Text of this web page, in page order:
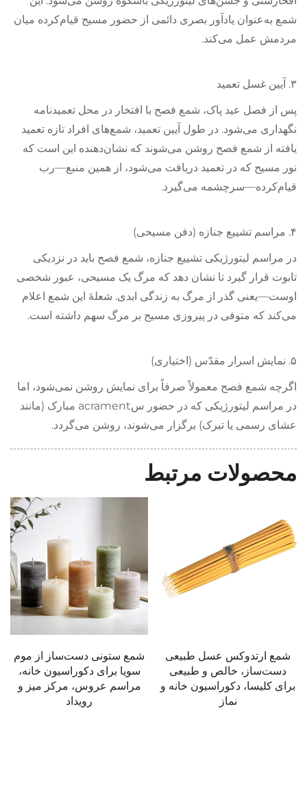
شمع به‌عنوان یادآور بصری دائمی از حضور مسیح قیام‌کرده میان
مردمش عمل می‌کند.
۳. آیین غسل تعمید
پس از فصل عید پاک، شمع فصح با افتخار در محل تعمیدنامه
نگهداری می‌شود. در طول آیین تعمید، شمع‌های افراد تازه تعمید
یافته از شمع فصح روشن می‌شوند که نشان‌دهنده این است که
نور مسیح که در تعمید دریافت می‌شود، از همین منبع—رب
قیام‌کرده—سرچشمه می‌گیرد.
۴. مراسم تشییع جنازه (دفن مسیحی)
در مراسم لیتورژیکی تشییع جنازه، شمع فصح باید در نزدیکی
تابوت قرار گیرد تا نشان دهد که مرگ یک مسیحی، عبور شخصی
اوست—یعنی گذر از مرگ به زندگی ابدی. شعلهٔ این شمع اعلام
می‌کند که متوفی در پیروزی مسیح بر مرگ سهم داشته است.
۵. نمایش اسرار مقدّس (اختیاری)
اگرچه شمع فصح معمولاً صرفاً برای نمایش روشن نمی‌شود، اما
در مراسم لیتورژیکی که در حضور سacrament مبارک (مانند
عشای رسمی یا تبرک) برگزار می‌شوند، روشن می‌گردد.
محصولات مرتبط
شمع ارتدوکس عسل طبیعی
دست‌ساز، خالص و طبیعی
برای کلیسا، دکوراسیون خانه و
نماز
شمع ستونی دست‌ساز از موم
سویا برای دکوراسیون خانه،
مراسم عروس، مرکز میز و
رویداد